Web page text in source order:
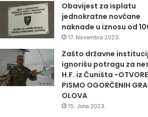
Obavijest za isplatu
jednokratne novčane
naknade u iznosu od
17. Novembra 2023.
Zašto državne
ignorišu potragu za
H.F. iz Čuništa -
PISMO OGORČENIH
OLOVA
15. Juna 2023.